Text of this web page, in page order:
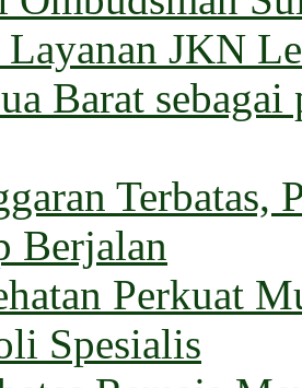
JKN
Barat
Terbatas,
Berjalan
Perkuat
Spesialis